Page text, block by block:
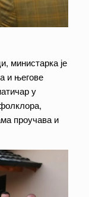
министарка је
и његове
у
проучава и